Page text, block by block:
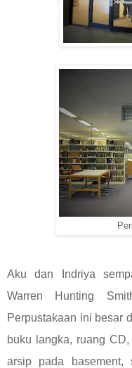
Aku dan Indriya
Warren Hunting
Perpustakaan ini besar
buku langka, ruang
arsip pada basement,